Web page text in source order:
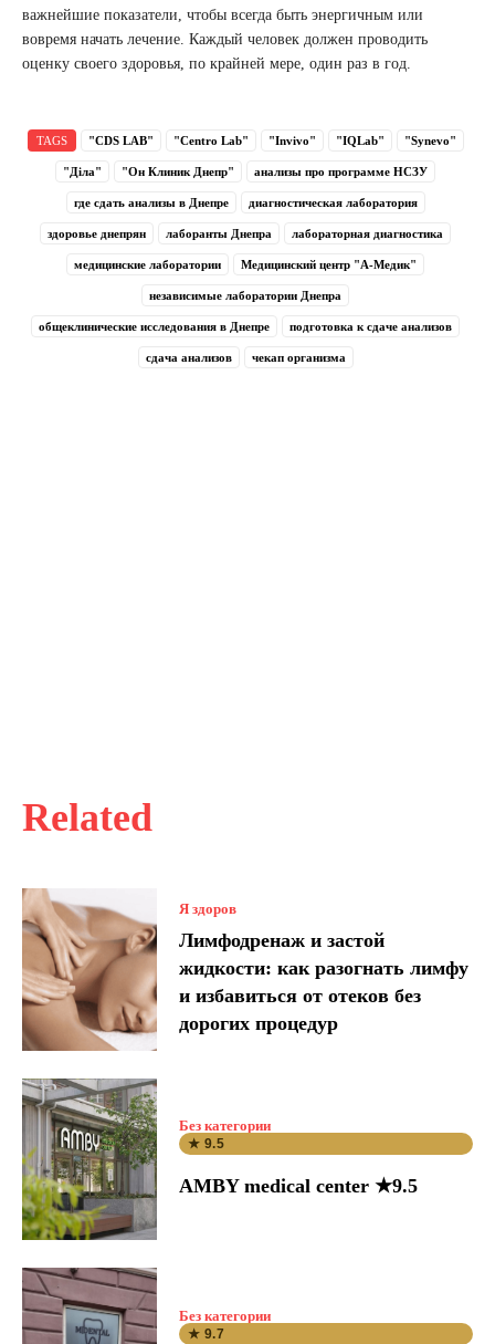
Related
Я здоров
Лимфодренаж и застой
жидкости: как разогнать лимфу
и избавиться от отеков без
дорогих процедур
Без категории
★ 9.5
AMBY medical center ★9.5
Без категории
★ 9.7
важнейшие показатели, чтобы всегда быть энергичным или
вовремя начать лечение. Каждый человек должен проводить
оценку своего здоровья, по крайней мере, один раз в год.
TAGS "CDS LAB" "Centro Lab" "Invivo" "IQLab" "Synevo"
"Діла" "Он Клиник Днепр" анализы про программе НСЗУ
где сдать анализы в Днепре диагностическая лаборатория
здоровье днепрян лаборанты Днепра лабораторная диагностика
медицинские лаборатории Медицинский центр "А-Медик"
независимые лаборатории Днепра
общеклинические исследования в Днепре подготовка к сдаче анализов
сдача анализов чекап организма